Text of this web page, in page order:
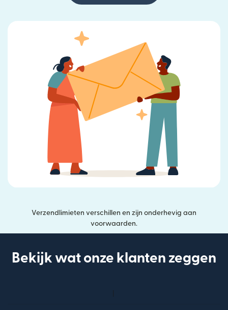
Verzendlimieten verschillen en zijn onderhevig aan
voorwaarden.
Bekijk wat onze klanten zeggen